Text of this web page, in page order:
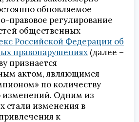
обновляемое
правовое регулирование
общественных
Российской Федерации об
правонарушениях (далее –
признается
актом, являющимся
по количеству
изменений. Одним из
стали изменения в
к